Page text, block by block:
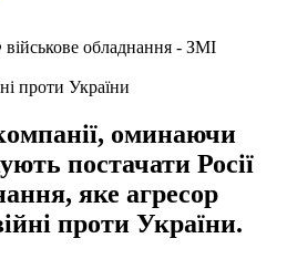
проти України
оминаючи
постачати Росії
яке агресор
проти України.